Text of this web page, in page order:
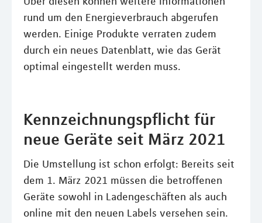
rund um den Energieverbrauch abgerufen
werden. Einige Produkte verraten zudem
durch ein neues Datenblatt, wie das Gerät
optimal eingestellt werden muss.
Kennzeichnungspflicht für
neue Geräte seit März 2021
Die Umstellung ist schon erfolgt: Bereits seit
dem 1. März 2021 müssen die betroffenen
Geräte sowohl in Ladengeschäften als auch
online mit den neuen Labels versehen sein.